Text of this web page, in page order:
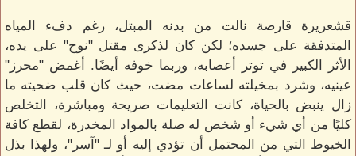
قشعريرة قارصة نالت من بدنه المبتل، رغم دفء المياه
المتدفقة على جسده؛ لكن كان لذكرى مقتل "نوح" على يده،
الأثر الكبير في توتر أعصابه، وربما خوفه أيضًا. أغمض "محرز"
عينيه، وشرد بمخيلته لساعات مضت، حيث كان قلب ضحيته ما
زال ينبض بالحياة، كانت التعليمات صريحة ومباشرة، التخلص
كليًا من أي شيء أو شخص له صلة بالمواد المخدرة، لقطع كافة
الخيوط التي من المحتمل أن تؤدي إليه أو لـ "آسر"، ولهذا بذل